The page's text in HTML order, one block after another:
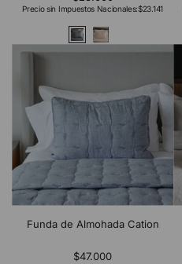
Precio sin Impuestos Nacionales:$23.141
Funda de Almohada Cation
$47.000